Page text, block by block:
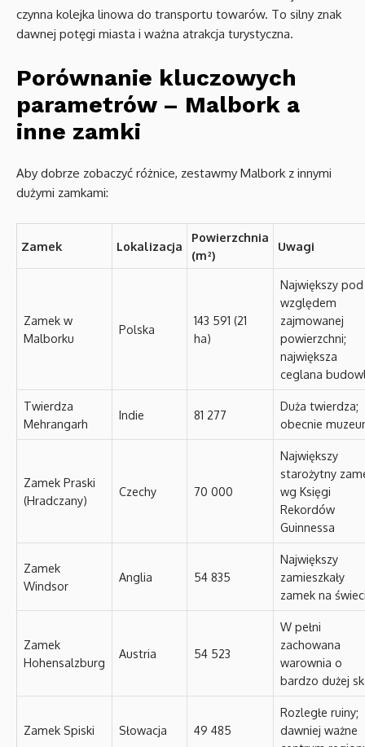
czynna kolejka linowa do transportu towarów. To silny znak
dawnej potęgi miasta i ważna atrakcja turystyczna.
Porównanie kluczowych
parametrów – Malbork a
inne zamki
Aby dobrze zobaczyć różnice, zestawmy Malbork z innymi
dużymi zamkami:
Zamek Lokalizacja
Powierzchnia
(m²)
Uwagi
Zamek w
Malborku
Polska
143 591 (21
ha)
Największy pod
względem
zajmowanej
powierzchni;
największa
ceglana
Twierdza
Mehrangarh
Indie 81 277
Duża twierdza;
obecnie
Zamek Praski
(Hradczany)
Czechy 70 000
Największy
starożytny
wg Księgi
Rekordów
Guinnessa
Zamek
Windsor
Anglia 54 835
Największy
zamieszkały
zamek na
Zamek
Hohensalzburg
Austria 54 523
W pełni
zachowana
warownia o
bardzo dużej
Zamek Spiski Słowacja 49 485
Rozległe ruiny;
dawniej ważne